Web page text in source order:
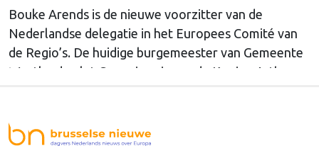
Bouke Arends is de nieuwe voorzitter van de
Nederlandse delegatie in het Europees Comité van
de Regio’s. De huidige burgemeester van Gemeente
Westland volgt Commissaris van de Koning Arthur
Nederlandse regio’s behoorlijk succesvol in hun
lobby in Brussel, en dat komt vooral omdat …